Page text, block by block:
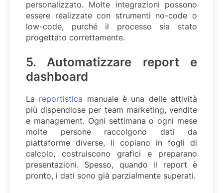
personalizzato. Molte integrazioni possono
essere realizzate con strumenti no-code o
low-code, purché il processo sia stato
progettato correttamente.
5. Automatizzare report e
dashboard
La reportistica manuale è una delle attività
più dispendiose per team marketing, vendite
e management. Ogni settimana o ogni mese
molte persone raccolgono dati da
piattaforme diverse, li copiano in fogli di
calcolo, costruiscono grafici e preparano
presentazioni. Spesso, quando il report è
pronto, i dati sono già parzialmente superati.